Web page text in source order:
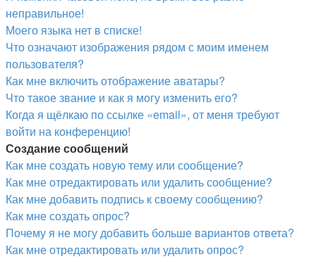
неправильное!
Моего языка нет в списке!
Что означают изображения рядом с моим именем
пользователя?
Как мне включить отображение аватары?
Что такое звание и как я могу изменить его?
Когда я щёлкаю по ссылке «email», от меня требуют
войти на конференцию!
Создание сообщений
Как мне создать новую тему или сообщение?
Как мне отредактировать или удалить сообщение?
Как мне добавить подпись к своему сообщению?
Как мне создать опрос?
Почему я не могу добавить больше вариантов ответа?
Как мне отредактировать или удалить опрос?